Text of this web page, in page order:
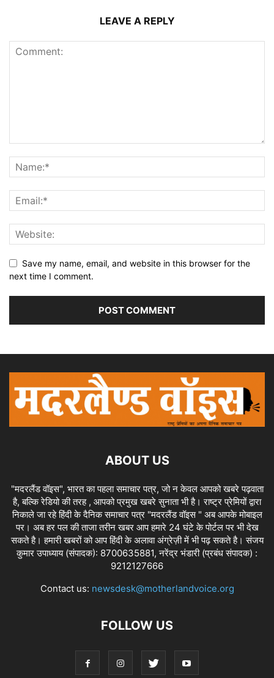
LEAVE A REPLY
Save my name, email, and website in this browser for the
next time I comment.
ABOUT US
"मदरलैंड वॉइस", भारत का पहला समाचार पत्र, जो न केवल आपको खबरे पढ़वाता
है, बल्कि रेडियो की तरह , आपको प्रमुख खबरे सुनाता भी है। राष्ट्र प्रेमियों द्वारा
निकाले जा रहे हिंदी के दैनिक समाचार पत्र "मदरलैंड वॉइस " अब आपके मोबाइल
पर। अब हर पल की ताजा तरीन खबर आप हमारे 24 घंटे के पोर्टल पर भी देख
सकते है। हमारी खबरों को आप हिंदी के अलावा अंग्रेज़ी में भी पढ़ सकते है। संजय
कुमार उपाध्याय (संपादक): 8700635881, नरेंद्र भंडारी (प्रबंध संपादक) :
9212127666
Contact us: newsdesk@motherlandvoice.org
FOLLOW US